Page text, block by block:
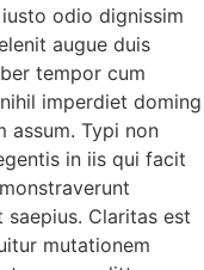
odio dignissim
augue duis
tempor cum
imperdiet doming
assum. Typi non
in iis qui facit
Claritas est
mutationem